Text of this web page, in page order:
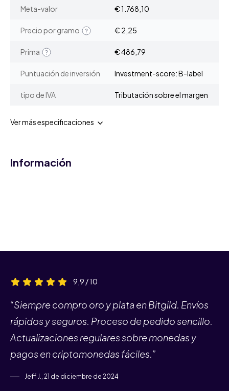
Meta-valor € 1.768,10
Precio por gramo € 2,25
Prima € 486,79
Puntuación de inversión Investment-score: B-label
tipo de IVA Tributación sobre el margen
Ver más especificaciones
Información
9,9 / 10
“Siempre compro oro y plata en Bitgild. Envíos
rápidos y seguros. Proceso de pedido sencillo.
Actualizaciones regulares sobre monedas y
pagos en criptomonedas fáciles.”
Jeff J., 21 de diciembre de 2024